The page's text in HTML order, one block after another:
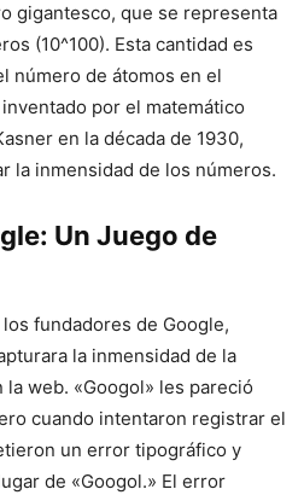
gigantesco, que se representa
(10^100). Esta cantidad es
número de átomos en el
por el matemático
en la década de 1930,
la inmensidad de los números.
Un Juego de
fundadores de Google,
la inmensidad de la
web. «Googol» les pareció
cuando intentaron registrar el
un error tipográfico y
de «Googol.» El error